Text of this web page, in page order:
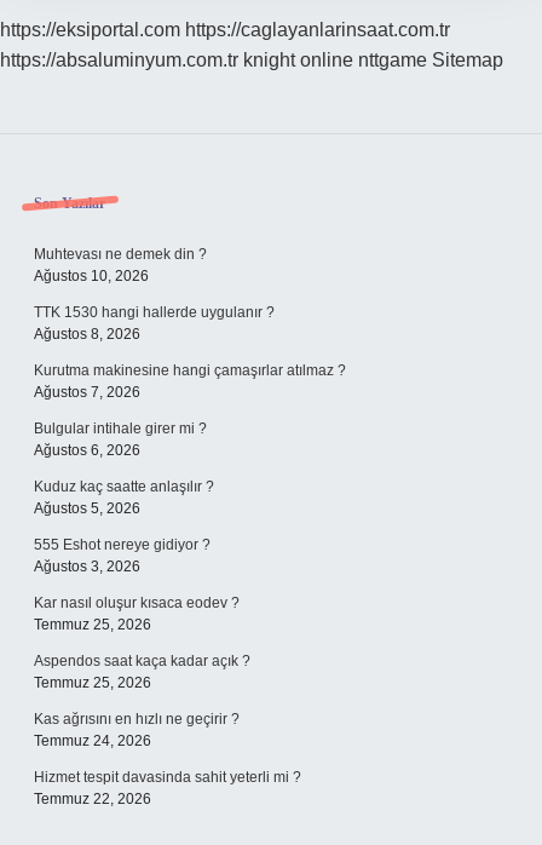
https://eksiportal.com https://caglayanlarinsaat.com.tr
https://absaluminyum.com.tr knight online nttgame Sitemap
Sidebar
Son Yazılar
Muhtevası ne demek din ?
Ağustos 10, 2026
TTK 1530 hangi hallerde uygulanır ?
Ağustos 8, 2026
Kurutma makinesine hangi çamaşırlar atılmaz ?
Ağustos 7, 2026
Bulgular intihale girer mi ?
Ağustos 6, 2026
Kuduz kaç saatte anlaşılır ?
Ağustos 5, 2026
555 Eshot nereye gidiyor ?
Ağustos 3, 2026
Kar nasıl oluşur kısaca eodev ?
Temmuz 25, 2026
Aspendos saat kaça kadar açık ?
Temmuz 25, 2026
Kas ağrısını en hızlı ne geçirir ?
Temmuz 24, 2026
Hizmet tespit davasinda sahit yeterli mi ?
Temmuz 22, 2026